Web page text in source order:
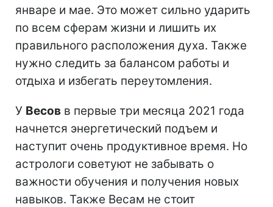
январе и мае. Это может сильно ударить
по всем сферам жизни и лишить их
правильного расположения духа. Также
нужно следить за балансом работы и
отдыха и избегать переутомления.
У Весов в первые три месяца 2021 года
начнется энергетический подъем и
наступит очень продуктивное время. Но
астрологи советуют не забывать о
важности обучения и получения новых
навыков. Также Весам не стоит